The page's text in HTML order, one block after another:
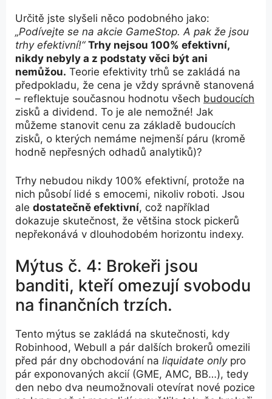
Určitě jste slyšeli něco podobného jako:
„Podívejte se na akcie GameStop. A pak že jsou
trhy efektivní!“ Trhy nejsou 100% efektivní,
nikdy nebyly a z podstaty věci být ani
nemůžou. Teorie efektivity trhů se zakládá na
předpokladu, že cena je vždy správně stanovená
– reflektuje současnou hodnotu všech budoucích
zisků a dividend. To je ale nemožné! Jak
můžeme stanovit cenu za základě budoucích
zisků, o kterých nemáme nejmenší páru (kromě
hodně nepřesných odhadů analytiků)?
Trhy nebudou nikdy 100% efektivní, protože na
nich působí lidé s emocemi, nikoliv roboti. Jsou
ale dostatečně efektivní, což například
dokazuje skutečnost, že většina stock pickerů
nepřekonává v dlouhodobém horizontu indexy.
Mýtus č. 4: Brokeři jsou
banditi, kteří omezují svobodu
na finančních trzích.
Tento mýtus se zakládá na skutečnosti, kdy
Robinhood, Webull a pár dalších brokerů omezili
před pár dny obchodování na liquidate onlypro
pár exponovaných akcií (GME, AMC, BB…), tedy
den nebo dva neumožnovali otevírat nové pozice